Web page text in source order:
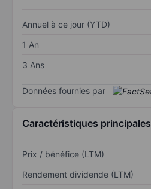
Annuel à ce jour (YTD)
1 An
3 Ans
Données fournies par
Caractéristiques principales
Prix / bénéfice (LTM)
Rendement dividende (LTM)